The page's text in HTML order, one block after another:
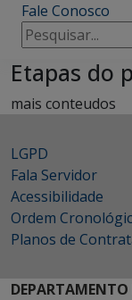
Fale Conosco
Pesquisar
por:
Etapas do
mais conteudos
LGPD
Fala Servidor
Acessibilidade
Ordem
Planos de